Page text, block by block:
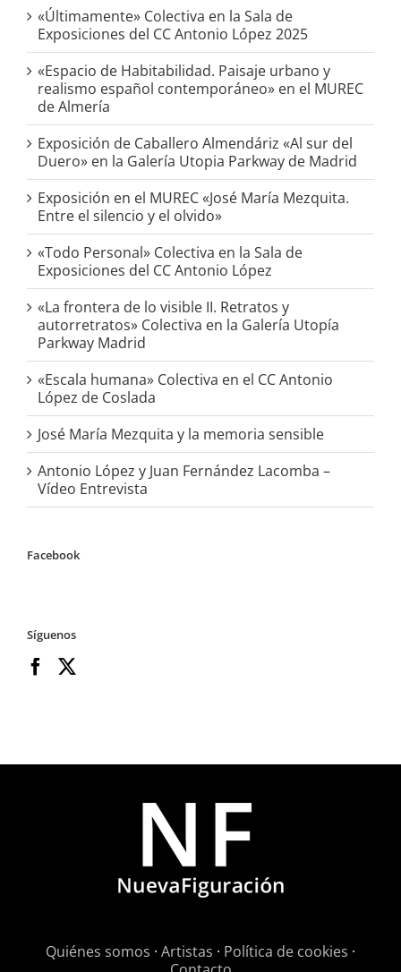
«Últimamente» Colectiva en la Sala de
Exposiciones del CC Antonio López 2025
«Espacio de Habitabilidad. Paisaje urbano y
realismo español contemporáneo» en el MUREC
de Almería
Exposición de Caballero Almendáriz «Al sur del
Duero» en la Galería Utopia Parkway de Madrid
Exposición en el MUREC «José María Mezquita.
Entre el silencio y el olvido»
«Todo Personal» Colectiva en la Sala de
Exposiciones del CC Antonio López
«La frontera de lo visible II. Retratos y
autorretratos» Colectiva en la Galería Utopía
Parkway Madrid
«Escala humana» Colectiva en el CC Antonio
López de Coslada
José María Mezquita y la memoria sensible
Antonio López y Juan Fernández Lacomba –
Vídeo Entrevista
Facebook
Síguenos
Quiénes somos · Artistas · Política de cookies ·